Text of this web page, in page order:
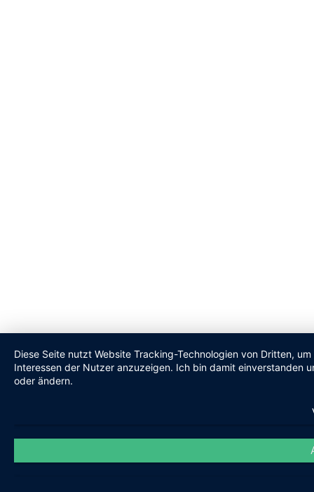
Diese Seite nutzt Website Tracking-Technologien von Dritten,
Interessen der Nutzer anzuzeigen. Ich bin damit einverstanden
oder ändern.